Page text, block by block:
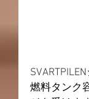
燃料タンク